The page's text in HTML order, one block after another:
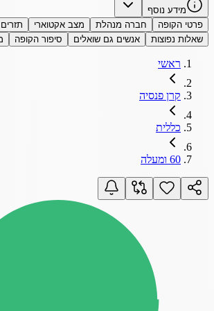
מידע נוסף
פרטי הקופה
חברה מנהלת מצב אקטוארי
שאלות נפוצות
אנשים גם שואלים סיפור הקופה
ראשי
קרן פנסיה
כללית
60 ומעלה